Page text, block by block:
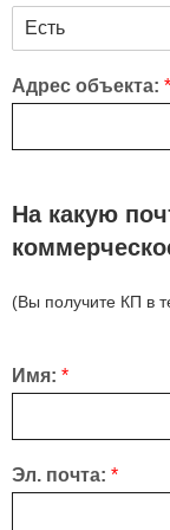
Есть
Адрес объекта: *
На какую
(Вы получите КП в
Имя: *
Эл. почта: *